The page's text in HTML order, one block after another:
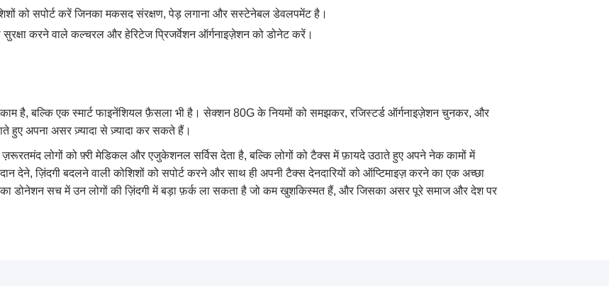
को सपोर्ट करें जिनका मकसद संरक्षण, पेड़ लगाना और सस्टेनेबल डेवलपमेंट है।
करने वाले कल्चरल और हेरिटेज प्रिजर्वेशन ऑर्गनाइज़ेशन को डोनेट करें।
काम है, बल्कि एक स्मार्ट फाइनेंशियल फ़ैसला भी है। सेक्शन 80G के नियमों को समझकर, रजिस्टर्ड ऑर्गनाइज़ेशन चुनकर, और
हुए अपना असर ज़्यादा से ज़्यादा कर सकते हैं।
ज़रूरतमंद लोगों को फ़्री मेडिकल और एजुकेशनल सर्विस देता है, बल्कि लोगों को टैक्स में फ़ायदे उठाते हुए अपने नेक कामों में
देने, ज़िंदगी बदलने वाली कोशिशों को सपोर्ट करने और साथ ही अपनी टैक्स देनदारियों को ऑप्टिमाइज़ करने का एक अच्छा
डोनेशन सच में उन लोगों की ज़िंदगी में बड़ा फ़र्क ला सकता है जो कम खुशकिस्मत हैं, और जिसका असर पूरे समाज और देश पर